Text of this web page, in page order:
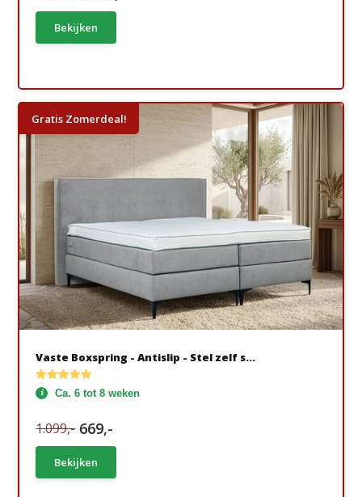
Bekijken
Gratis Zomerdeal!
Vaste Boxspring - Antislip - Stel zelf s...
Ca. 6 tot 8 weken
1.099,- 669,-
Bekijken